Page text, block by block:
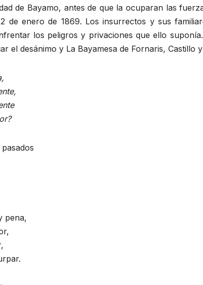
de Bayamo, antes de que la ocuparan las
de enero de 1869. Los insurrectos y sus
los peligros y privaciones que ello
el desánimo y La Bayamesa de Fornaris,
pena,